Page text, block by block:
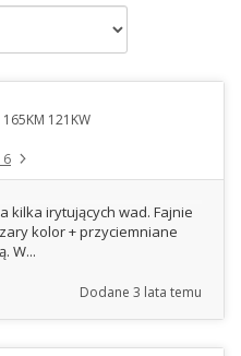
165KM 121KW
6
kilka irytujących wad. Fajnie
kolor + przyciemniane
W...
Dodane 3 lata temu